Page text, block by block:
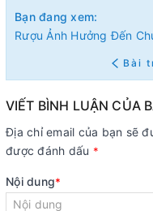
Bạn đang xem:
Bài
VIẾT BÌNH LUẬN CỦA
Địa chỉ email của bạn sẽ
được đánh dấu *
Nội dung*